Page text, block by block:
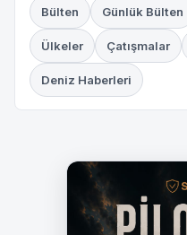
Bülten Günlük Bülten
Ülkeler Çatışmalar
Deniz Haberleri